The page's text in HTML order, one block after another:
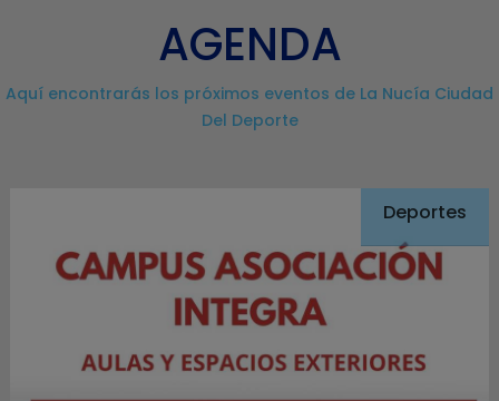
AGENDA
Aquí encontrarás los próximos eventos de La Nucía Ciudad
Del Deporte
Deportes